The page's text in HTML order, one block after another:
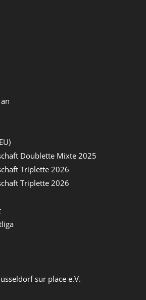
Doublette Mixte 2025
Triplette 2026
Triplette 2026
sur place e.V.